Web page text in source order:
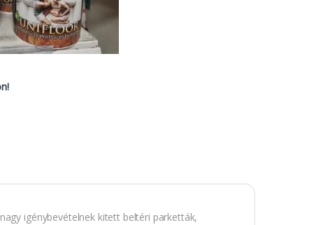
igénybevételnek kitett beltéri parketták,